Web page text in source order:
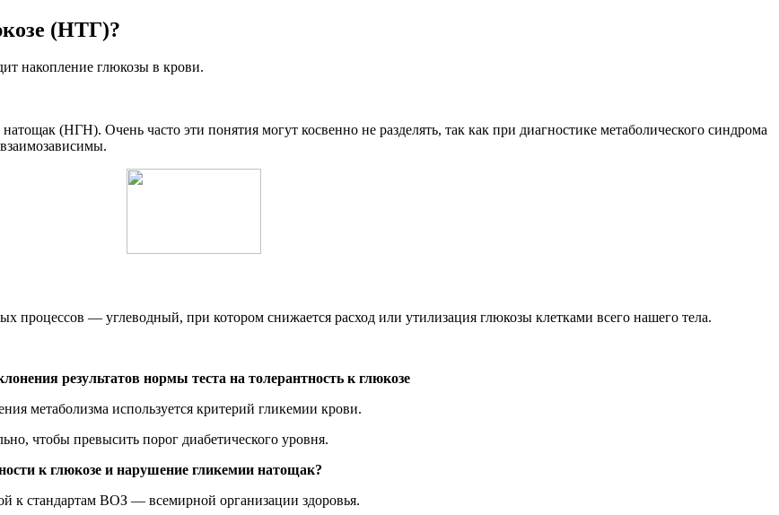
(НТГ)?
накопление глюкозы в крови.
(НГН). Очень часто эти понятия могут косвенно не разделять, так как при диагностике метаболического синдрома
процессов — углеводный, при котором снижается расход или утилизация глюкозы клетками всего нашего тела.
результатов нормы теста на толерантность к глюкозе
метаболизма используется критерий гликемии крови.
чтобы превысить порог диабетического уровня.
к глюкозе и нарушение гликемии натощак?
к стандартам ВОЗ — всемирной организации здоровья.